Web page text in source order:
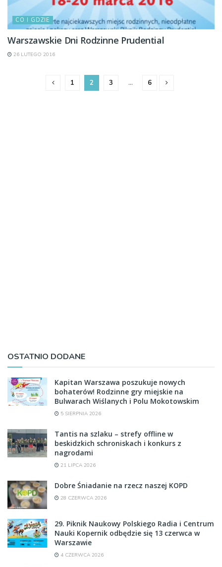
CO I GDZIE
Warszawskie Dni Rodzinne Prudential
26 LUTEGO 2016
1 2 3 … 6
OSTATNIO DODANE
Kapitan Warszawa poszukuje nowych
bohaterów! Rodzinne gry miejskie na
Bulwarach Wiślanych i Polu Mokotowskim
5 SIERPNIA 2026
Tantis na szlaku – strefy offline w
beskidzkich schroniskach i konkurs z
nagrodami
21 LIPCA 2026
Dobre Śniadanie na rzecz naszej KOPD
28 CZERWCA 2026
29. Piknik Naukowy Polskiego Radia i Centrum
Nauki Kopernik odbędzie się 13 czerwca w
Warszawie
4 CZERWCA 2026